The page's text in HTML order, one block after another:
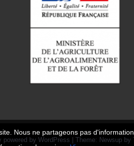
powered by WordPress Theme: Newsup by
Nous ne partageons pas